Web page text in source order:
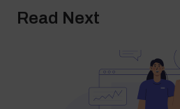
Read Next